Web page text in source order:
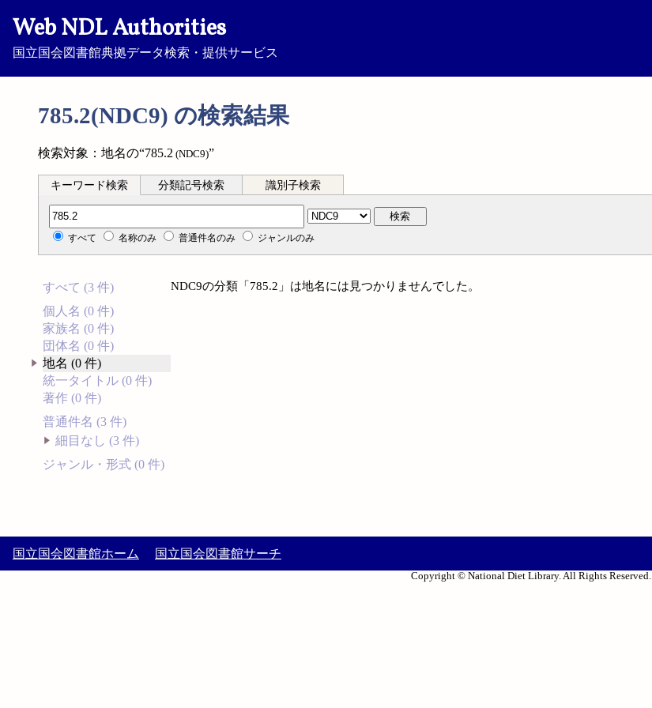
Web NDL Authorities
国立国会図書館典拠データ検索・提供サービス
785.2(NDC9) の検索結果
検索対象：地名の“785.2 (NDC9)”
キーワード検索 分類記号検索 識別子検索
分類記号検索 検索
すべて 名称のみ 普通件名のみ ジャンルのみ
すべて (3 件)
個人名 (0 件)
家族名 (0 件)
団体名 (0 件)
地名 (0 件)
統一タイトル (0 件)
著作 (0 件)
普通件名 (3 件)
細目なし (3 件)
ジャンル・形式 (0 件)
NDC9の分類「785.2」は地名には見つかりませんでした。
国立国会図書館ホーム 国立国会図書館サーチ
Copyright © National Diet Library. All Rights Reserved.